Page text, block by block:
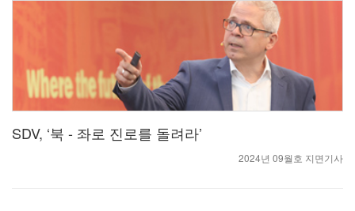
SDV, ‘북 - 좌로 진로를 돌려라’
2024년 09월호 지면기사